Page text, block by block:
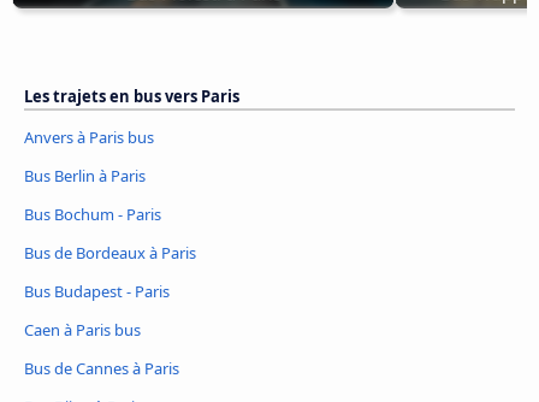
Les trajets en bus vers Paris
Anvers à Paris bus
Bus Berlin à Paris
Bus Bochum - Paris
Bus de Bordeaux à Paris
Bus Budapest - Paris
Caen à Paris bus
Bus de Cannes à Paris